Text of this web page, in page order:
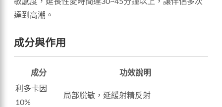
達到高潮。
成分與作用
成分
功效說明
利多卡因
10%
局部脫敏，延緩射精反射